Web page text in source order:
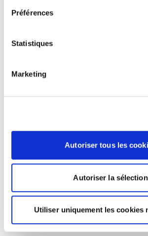
Préférences
Statistiques
Marketing
Autoriser tous les
Autoriser la sélection
Utiliser uniquement les cookies